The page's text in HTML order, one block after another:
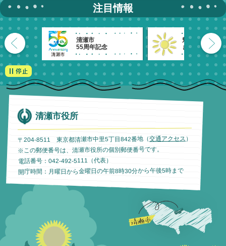
注目情報
清瀬市
55周年記念
魅力発信！
きよせのーと。
清瀬市役所
〒204-8511 東京都清瀬市中里5丁目842番地（交通アクセス ）
※この郵便番号は、清瀬市役所の個別郵便番号です。
電話番号：042-492-5111（代表）
開庁時間：月曜日から金曜日の午前8時30分から午後5時まで